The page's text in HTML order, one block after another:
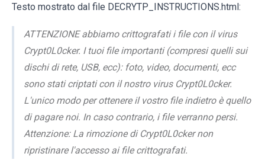
Testo mostrato dal file DECRYTP_INSTRUCTIONS.html:
ATTENZIONE abbiamo crittografati i file con il virus
Crypt0L0cker. I tuoi file importanti (compresi quelli sui
dischi di rete, USB, ecc): foto, video, documenti, ecc
sono stati criptati con il nostro virus Crypt0L0cker.
L'unico modo per ottenere il vostro file indietro è quello
di pagare noi. In caso contrario, i file verranno persi.
Attenzione: La rimozione di Crypt0L0cker non
ripristinare l'accesso ai file crittografati.